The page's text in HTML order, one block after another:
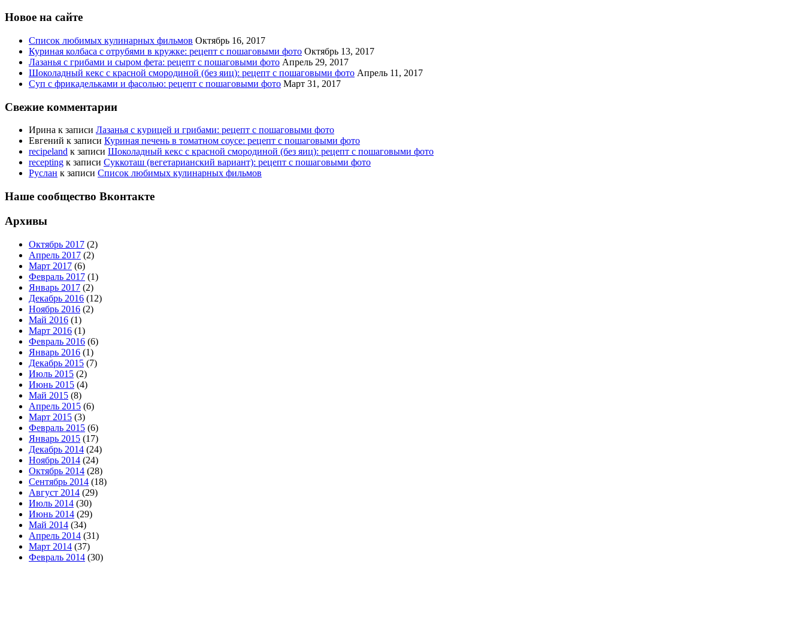
Новое на сайте
Список любимых кулинарных фильмов Октябрь 16, 2017
Куриная колбаса с отрубями в кружке: рецепт с пошаговыми фото Октябрь 13, 2017
Лазанья с грибами и сыром фета: рецепт с пошаговыми фото Апрель 29, 2017
Шоколадный кекс с красной смородиной (без яиц): рецепт с пошаговыми фото Апрель 11, 2017
Суп с фрикадельками и фасолью: рецепт с пошаговыми фото Март 31, 2017
Свежие комментарии
Ирина к записи Лазанья с курицей и грибами: рецепт с пошаговыми фото
Евгений к записи Куриная печень в томатном соусе: рецепт с пошаговыми фото
recipeland к записи Шоколадный кекс с красной смородиной (без яиц): рецепт с пошаговыми фото
recepting к записи Суккоташ (вегетарианский вариант): рецепт с пошаговыми фото
Руслан к записи Список любимых кулинарных фильмов
Наше сообщество Вконтакте
Архивы
Октябрь 2017 (2)
Апрель 2017 (2)
Март 2017 (6)
Февраль 2017 (1)
Январь 2017 (2)
Декабрь 2016 (12)
Ноябрь 2016 (2)
Май 2016 (1)
Март 2016 (1)
Февраль 2016 (6)
Январь 2016 (1)
Декабрь 2015 (7)
Июль 2015 (2)
Июнь 2015 (4)
Май 2015 (8)
Апрель 2015 (6)
Март 2015 (3)
Февраль 2015 (6)
Январь 2015 (17)
Декабрь 2014 (24)
Ноябрь 2014 (24)
Октябрь 2014 (28)
Сентябрь 2014 (18)
Август 2014 (29)
Июль 2014 (30)
Июнь 2014 (29)
Май 2014 (34)
Апрель 2014 (31)
Март 2014 (37)
Февраль 2014 (30)